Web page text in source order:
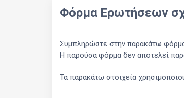
Φόρμα Ερωτήσεων
Συμπληρώστε στην παρακάτω φόρμα
Η παρούσα φόρμα δεν αποτελεί
Τα παρακάτω στοιχεία